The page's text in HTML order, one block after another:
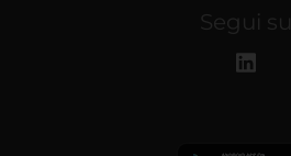
Segui su